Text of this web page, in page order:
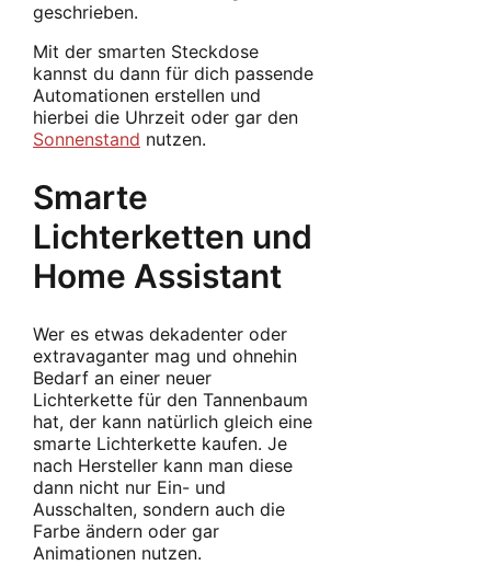
geschrieben.
Mit der smarten Steckdose
kannst du dann für dich passende
Automationen erstellen und
hierbei die Uhrzeit oder gar den
Sonnenstand nutzen.
Smarte
Lichterketten und
Home Assistant
Wer es etwas dekadenter oder
extravaganter mag und ohnehin
Bedarf an einer neuer
Lichterkette für den Tannenbaum
hat, der kann natürlich gleich eine
smarte Lichterkette kaufen. Je
nach Hersteller kann man diese
dann nicht nur Ein- und
Ausschalten, sondern auch die
Farbe ändern oder gar
Animationen nutzen.